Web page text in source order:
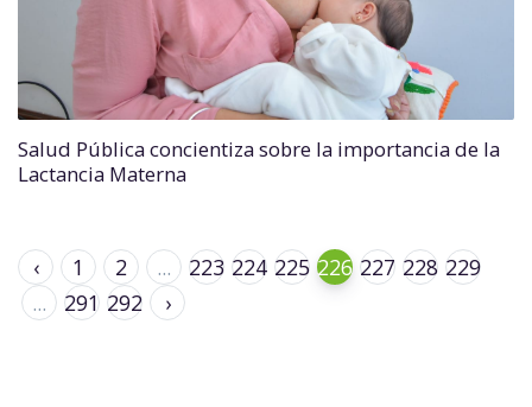
Salud Pública concientiza sobre la importancia de la
Lactancia Materna
‹ 1 2 ... 223 224 225 226 227 228 229
...
291 292 ›